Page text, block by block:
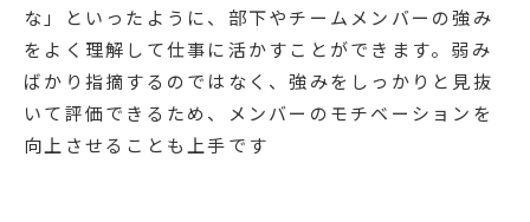
な」といったように、部下やチームメンバーの強み
をよく理解して仕事に活かすことができます。弱み
ばかり指摘するのではなく、強みをしっかりと見抜
いて評価できるため、メンバーのモチベーションを
向上させることも上手です